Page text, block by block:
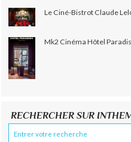
Le Ciné-Bistrot Claude
Mk2 Cinéma Hôtel
RECHERCHER SUR